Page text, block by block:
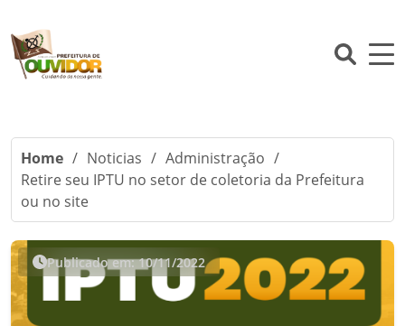
Home / Noticias / Administração /
Retire seu IPTU no setor de coletoria da Prefeitura
ou no site
Publicado em: 10/11/2022